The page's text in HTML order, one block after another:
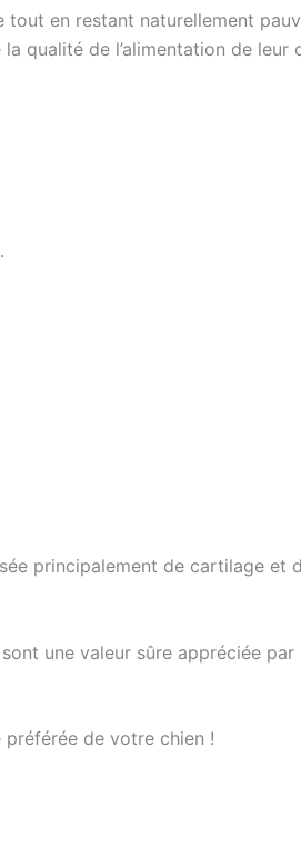
en restant naturellement
qualité de l’alimentation de leur
principalement de cartilage et
une valeur sûre appréciée
de votre chien !